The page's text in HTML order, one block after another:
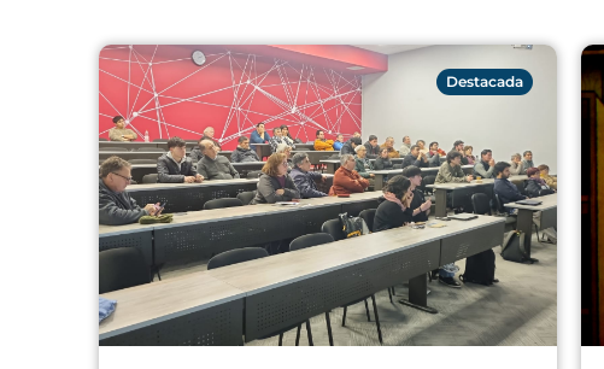
Destacada